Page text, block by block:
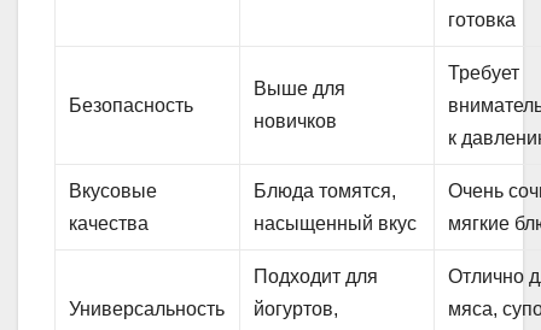
готовка
Безопасность
Выше для
новичков
Требует
к
Вкусовые
качества
Блюда томятся,
насыщенный вкус
Очень
мягкие
Универсальность
Подходит для
йогуртов,
Отлично
мяса,